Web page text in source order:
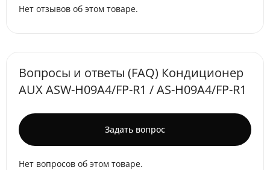
Нет отзывов об этом товаре.
Вопросы и ответы (FAQ) Кондиционер
AUX ASW-H09A4/FP-R1 / AS-H09A4/FP-R1
Задать вопрос
Нет вопросов об этом товаре.